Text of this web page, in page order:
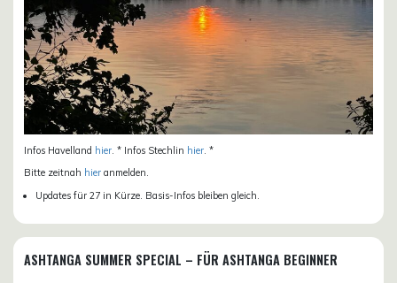
Infos Havelland hier . * Infos Stechlin hier . *
Bitte zeitnah hier anmelden.
Updates für 27 in Kürze. Basis-Infos bleiben gleich.
ASHTANGA SUMMER SPECIAL – FÜR ASHTANGA BEGINNER